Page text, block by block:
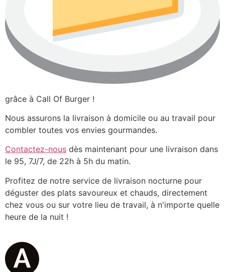
grâce à Call Of Burger !
Nous assurons la livraison à domicile ou au travail pour
combler toutes vos envies gourmandes.
Contactez-nous dès maintenant pour une livraison dans
le 95, 7J/7, de 22h à 5h du matin.
Profitez de notre service de livraison nocturne pour
déguster des plats savoureux et chauds, directement
chez vous ou sur votre lieu de travail, à n'importe quelle
heure de la nuit !